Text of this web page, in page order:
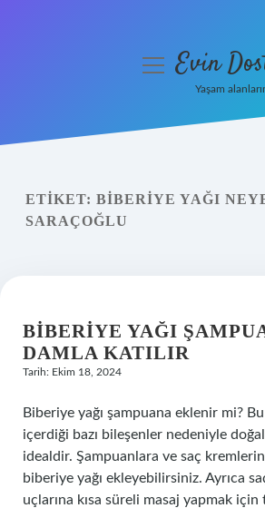
Yasal Uyarı
menüyüEvin
Yaşam
ETIKET: BIBERIYE YAĞI
SARAÇOĞLU
BIBERIYE YAĞI
DAMLA KATILIR
Tarih: Ekim 18, 2024
Biberiye yağı şampuana eklenir mi?
içerdiği bazı bileşenler nedeniyle doğal
idealdir. Şampuanlara ve saç
biberiye yağı ekleyebilirsiniz. Ayrıca
uçlarına kısa süreli masaj yapmak için